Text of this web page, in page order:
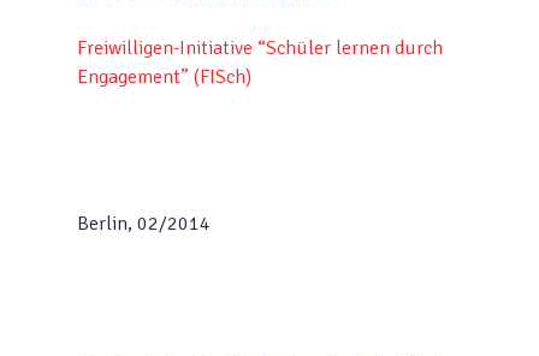
Freiwilligen-Initiative “Schüler lernen durch
Engagement” (FISch)
Berlin, 02/2014